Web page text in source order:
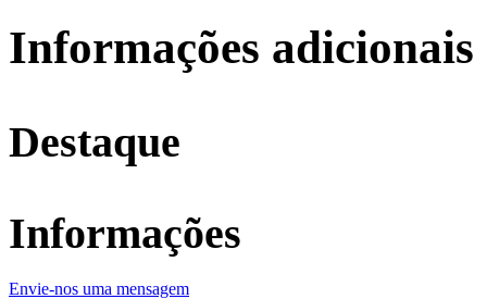
Informações adicionais
Destaque
Informações
Envie-nos uma mensagem